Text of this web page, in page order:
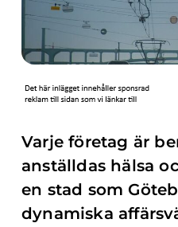
Varje företag är
anställdas hälsa
en stad som
dynamiska